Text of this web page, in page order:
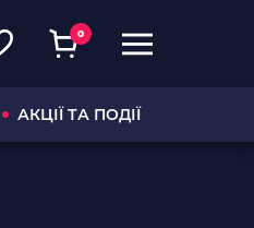
0
АКЦІЇ ТА ПОДІЇ